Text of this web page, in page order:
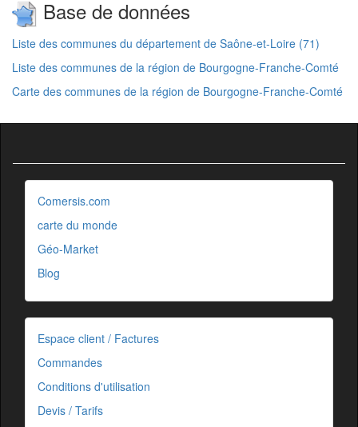
Base de données
Liste des communes du département de Saône-et-Loire (71)
Liste des communes de la région de Bourgogne-Franche-Comté
Carte des communes de la région de Bourgogne-Franche-Comté
Comersis.com
carte du monde
Géo-Market
Blog
Espace client / Factures
Commandes
Conditions d'utilisation
Devis / Tarifs